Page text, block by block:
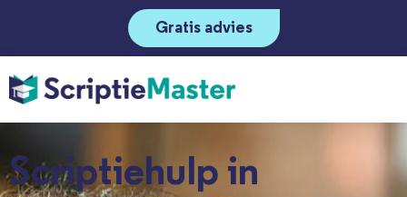
Gratis advies
Scriptiehulp in